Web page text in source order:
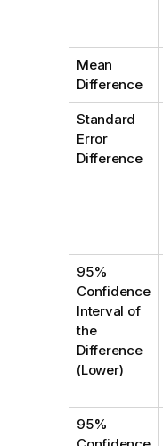
Mean
Difference
Standard
Error
Difference
95%
Confidence
Interval of
the
Difference
(Lower)
95%